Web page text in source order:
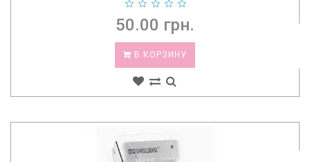
50.00 грн.
В КОРЗИНУ